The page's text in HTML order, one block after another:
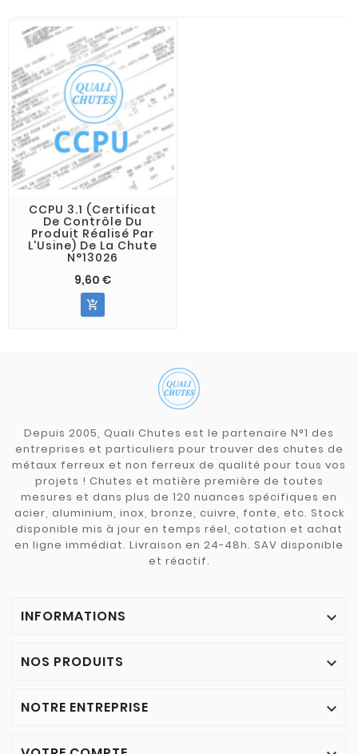
CCPU 3.1 (Certificat
De Contrôle Du
Produit Réalisé Par
L'Usine) De La Chute
N°13026
9,60 €

Depuis 2005, Quali Chutes est le partenaire N°1 des
entreprises et particuliers pour trouver des chutes de
métaux ferreux et non ferreux de qualité pour tous vos
projets ! Chutes et matière première de toutes
mesures et dans plus de 120 nuances spécifiques en
acier, aluminium, inox, bronze, cuivre, fonte, etc. Stock
disponible mis à jour en temps réel, cotation et achat
en ligne immédiat. Livraison en 24-48h. SAV disponible
et réactif.
INFORMATIONS 
NOS PRODUITS 
NOTRE ENTREPRISE 